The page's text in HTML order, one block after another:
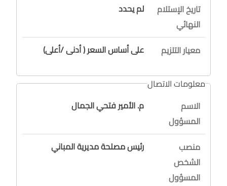
تاريخ الإستلام
النهائي
لم يحدد
معيار التلزيم على أساس السعر ( أدنى /أعلى)
معلومات الاتصال
الاسم
المسؤول
م. الأمير فتحي الجمال
منصب
الشخص
المسؤول
رئيس مصلحة مديرية المباني